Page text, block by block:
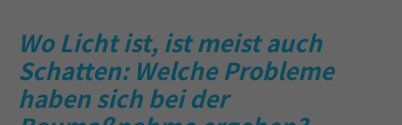
Wo Licht ist, ist meist auch
Schatten: Welche Probleme
haben sich bei der